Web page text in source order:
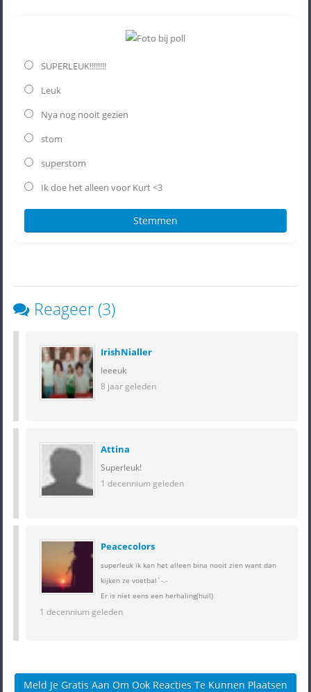
SUPERLEUK!!!!!!!!
Leuk
Nya nog nooit gezien
stom
superstom
Ik doe het alleen voor Kurt <3
Reageer (3)
IrishNialler
leeeuk
8 jaar geleden
Attina
Superleuk!
1 decennium geleden
Peacecolors
superleuk ik kan het alleen bina nooit zien want dan
kijken ze voetbal`-.-
Er is niet eens een herhaling(huil)
1 decennium geleden
Meld Je Gratis Aan Om Ook Reacties Te Kunnen Plaatsen